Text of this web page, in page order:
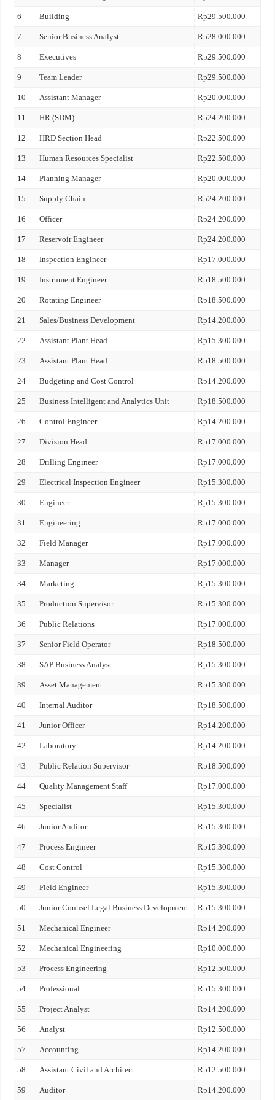
6 Building Rp29.500.000
7 Senior Business Analyst Rp28.000.000
8 Executives Rp29.500.000
9 Team Leader Rp29.500.000
10 Assistant Manager Rp20.000.000
11 HR (SDM) Rp24.200.000
12 HRD Section Head Rp22.500.000
13 Human Resources Specialist Rp22.500.000
14 Planning Manager Rp20.000.000
15 Supply Chain Rp24.200.000
16 Officer Rp24.200.000
17 Reservoir Engineer Rp24.200.000
18 Inspection Engineer Rp17.000.000
19 Instrument Engineer Rp18.500.000
20 Rotating Engineer Rp18.500.000
21 Sales/Business Development Rp14.200.000
22 Assistant Plant Head Rp15.300.000
23 Assistant Plant Head Rp18.500.000
24 Budgeting and Cost Control Rp14.200.000
25 Business Intelligent and Analytics Unit Rp18.500.000
26 Control Engineer Rp14.200.000
27 Division Head Rp17.000.000
28 Drilling Engineer Rp17.000.000
29 Electrical Inspection Engineer Rp15.300.000
30 Engineer Rp15.300.000
31 Engineering Rp17.000.000
32 Field Manager Rp17.000.000
33 Manager Rp17.000.000
34 Marketing Rp15.300.000
35 Production Supervisor Rp15.300.000
36 Public Relations Rp17.000.000
37 Senior Field Operator Rp18.500.000
38 SAP Business Analyst Rp15.300.000
39 Asset Management Rp15.300.000
40 Internal Auditor Rp18.500.000
41 Junior Officer Rp14.200.000
42 Laboratory Rp14.200.000
43 Public Relation Supervisor Rp18.500.000
44 Quality Management Staff Rp17.000.000
45 Specialist Rp15.300.000
46 Junior Auditor Rp15.300.000
47 Process Engineer Rp15.300.000
48 Cost Control Rp15.300.000
49 Field Engineer Rp15.300.000
50 Junior Counsel Legal Business Development Rp15.300.000
51 Mechanical Engineer Rp14.200.000
52 Mechanical Engineering Rp10.000.000
53 Process Engineering Rp12.500.000
54 Professional Rp15.300.000
55 Project Analyst Rp14.200.000
56 Analyst Rp12.500.000
57 Accounting Rp14.200.000
58 Assistant Civil and Architect Rp12.500.000
59 Auditor Rp14.200.000